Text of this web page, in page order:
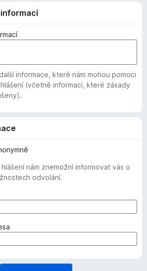
informace, které nám mohou pomoci
(včetně informací, které zásady
nám znemožní informovat vás o
odvolání.
y